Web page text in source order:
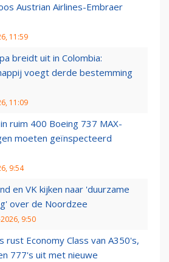
Austrian Airlines-Embraer
11:59
breidt uit in Colombia:
voegt derde bestemming
11:09
ruim 400 Boeing 737 MAX-
moeten geïnspecteerd
9:54
en VK kijken naar 'duurzame
over de Noordzee
9:50
rust Economy Class van A350's,
777's uit met nieuwe